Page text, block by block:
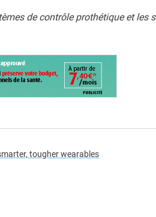
de contrôle prothétique et les
tougher wearables